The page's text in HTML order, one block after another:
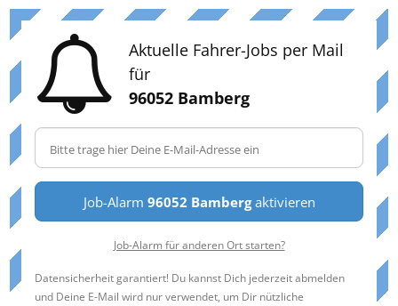
Aktuelle Fahrer-Jobs per Mail
für
96052 Bamberg
Job-Alarm 96052 Bambergaktivieren
Job-Alarm für anderen Ort starten?
Datensicherheit garantiert! Du kannst Dich jederzeit abmelden
und Deine E-Mail wird nur verwendet, um Dir nützliche